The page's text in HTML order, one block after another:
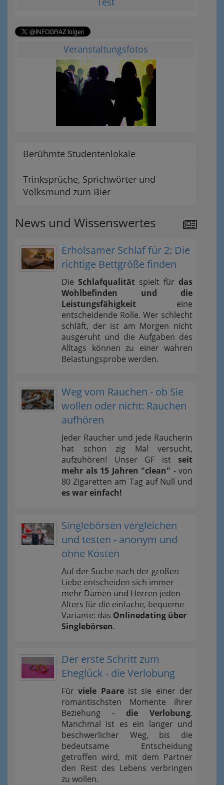
Veranstaltungsfotos
Berühmte Studentenlokale
Trinksprüche, Sprichwörter und
Volksmund zum Bier
News und Wissenswertes
Erholsamer Schlaf für 2: Die
richtige Bettgröße finden
Die Schlafqualität spielt für das
Wohlbefinden und die
Leistungsfähigkeit eine
entscheidende Rolle. Wer schlecht
schläft, der ist am Morgen nicht
ausgeruht und die Aufgaben des
Alltags können zu einer wahren
Belastungsprobe werden.
Weg vom Rauchen - ob Sie
wollen oder nicht: Rauchen
aufhören
Jeder Raucher und jede Raucherin
hat schon zig Mal versucht,
aufzuhören! Unser GF ist seit
mehr als 15 Jahren "clean" - von
80 Zigaretten am Tag auf Null und
es war einfach!
Singlebörsen vergleichen
und testen - anonym und
ohne Kosten
Auf der Suche nach der großen
Liebe entscheiden sich immer
mehr Damen und Herren jeden
Alters für die einfache, bequeme
Variante: das Onlinedating über
Singlebörsen.
Der erste Schritt zum
Eheglück - die Verlobung
Fürviele Paareist sie einer der
romantischsten Momente ihrer
Beziehung - die Verlobung.
Manchmal ist es ein langer und
beschwerlicher Weg, bis die
bedeutsame Entscheidung
getroffen wird, mit dem Partner
den Rest des Lebens verbringen
zu wollen.